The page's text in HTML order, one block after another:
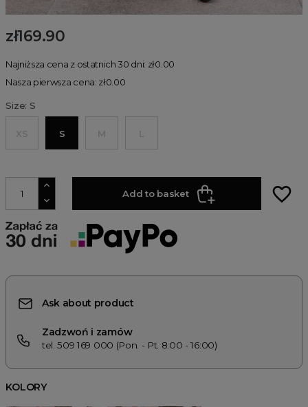
zł169.90
Najniższa cena z ostatnich 30 dni: zł0.00
Nasza pierwsza cena: zł0.00
Size: S
XS S M L
Add to basket favorite_border
Ask about product
Zadzwoń i zamów
tel. 509 169 000 (Pon. - Pt. 8:00 - 16:00)
KOLORY